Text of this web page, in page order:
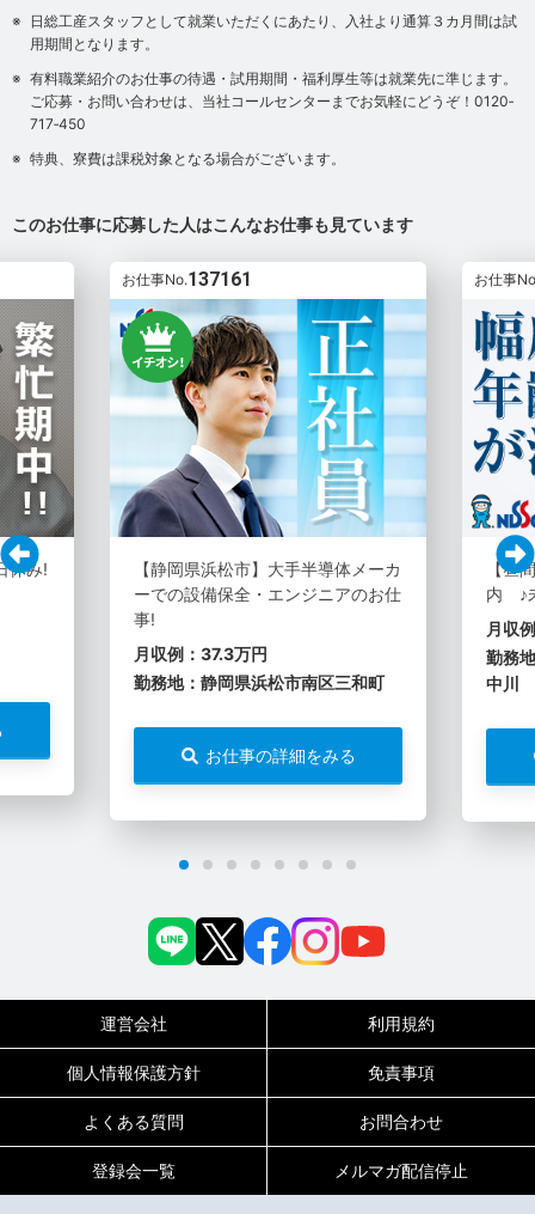
0120-717-450
日総工産スタッフとして就業いただくにあたり、入社より通算３カ月間は試
用期間となります。
有料職業紹介のお仕事の待遇・試用期間・福利厚生等は就業先に準じます。
ご応募・お問い合わせは、当社コールセンターまでお気軽にどうぞ！0120‐
717‐450
特典、寮費は課税対象となる場合がございます。
このお仕事に応募した人はこんなお仕事も見ています
休み!
お仕事No.137161
【静岡県浜松市】大手半導体メーカ
ーでの設備保全・エンジニアのお仕
事!
月収例：37.3万円
勤務地：静岡県浜松市南区三和町
お仕事の詳細をみる
お仕事
【昼
内 ♪
月収
勤務
中川
運営会社 利用規約
個人情報保護方針 免責事項
よくある質問 お問合わせ
登録会一覧 メルマガ配信停止